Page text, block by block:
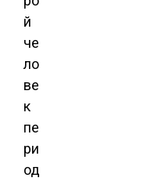
й
че
ло
ве
к
пе
ри
од